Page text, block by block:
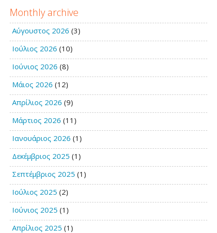
Monthly archive
Αύγουστος 2026 (3)
Ιούλιος 2026 (10)
Ιούνιος 2026 (8)
Μάιος 2026 (12)
Απρίλιος 2026 (9)
Μάρτιος 2026 (11)
Ιανουάριος 2026 (1)
Δεκέμβριος 2025 (1)
Σεπτέμβριος 2025 (1)
Ιούλιος 2025 (2)
Ιούνιος 2025 (1)
Απρίλιος 2025 (1)